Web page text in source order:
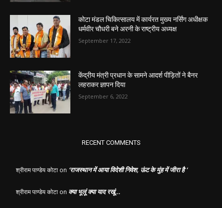
कोटा मंडल चिकित्सालय में कार्यरत मुख्य नर्सिंग अधीक्षक
धर्मवीर चौधरी बने अरनी के राष्ट्रीय अध्यक्ष
September 17, 2022
केंद्रीय मंत्री प्रधान के सामने आदर्श पीड़ितों ने बैनर
लहराकर ज्ञापन दिया
September 6, 2022
RECENT COMMENTS
श्रीराम पाण्डेय कोटा on ‘राजस्थान में आया विदेशी निवेश, ऊंट के मुंह में जीरा है ‘
श्रीराम पाण्डेय कोटा on क्या भूलूं क्या याद रखूं…